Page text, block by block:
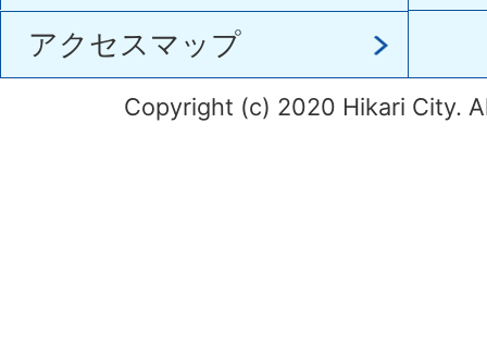
アクセスマップ
Copyright (c) 2020 Hikari City.